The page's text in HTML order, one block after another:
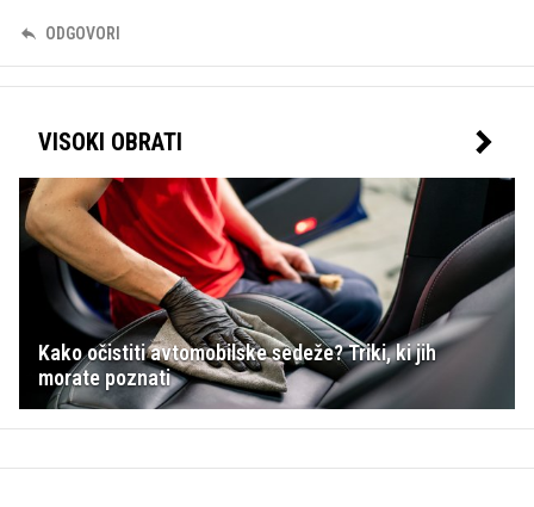
ODGOVORI
VISOKI OBRATI
Kako očistiti avtomobilske sedeže? Triki, ki jih
morate poznati